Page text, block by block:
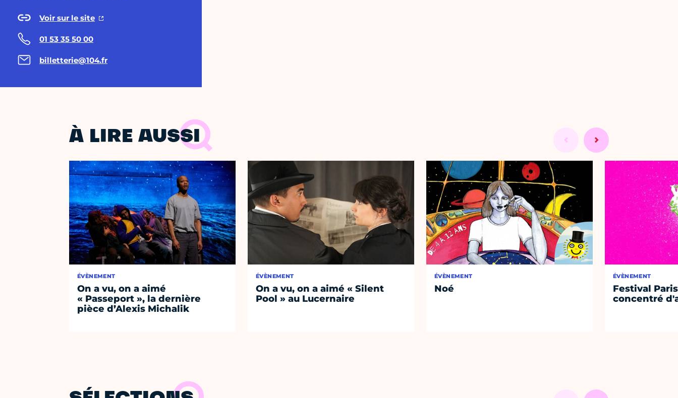
Voir sur le site
01 53 35 50 00
billetterie@104.fr
À LIRE AUSSI
ÉVÈNEMENT
On a vu, on a aimé
« Passeport », la dernière
pièce d’Alexis Michalik
ÉVÈNEMENT
On a vu, on a aimé « Silent
Pool » au Lucernaire
ÉVÈNEMENT
Noé
ÉVÈNEMENT
Festival
concentré